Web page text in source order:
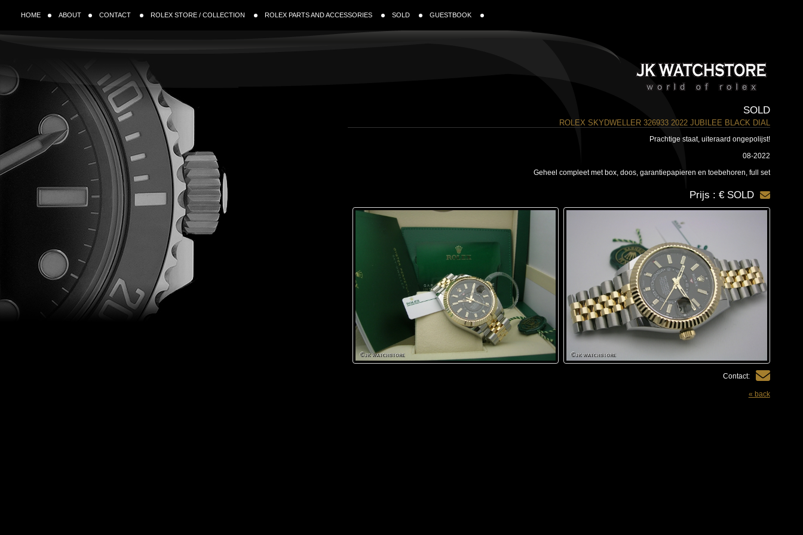
HOME ABOUT CONTACT ROLEX STORE / COLLECTION ROLEX PARTS AND ACCESSORIES SOLD GUESTBOOK
SOLD
ROLEX SKYDWELLER 326933 2022 JUBILEE BLACK DIAL
Prachtige staat, uiteraard ongepolijst!
08-2022
Geheel compleet met box, doos, garantiepapieren en toebehoren, full set
Prijs : € SOLD
Contact:
« back